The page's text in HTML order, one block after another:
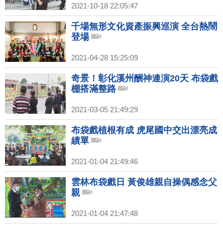
2021-10-18 22:05:47
千場無形文化資產振興巡演 全台熱鬧
登場
2021-04-28 15:25:09
奇景！彰化溪州酬神連演20天 布袋戲
棚搭滿整路
2021-03-05 21:49:29
布袋戲植根有成 虎尾國中交出漂亮成
績單
2021-01-04 21:49:46
雲林布袋戲日 黃俊雄親自操偶感念父
親
2021-01-04 21:47:48